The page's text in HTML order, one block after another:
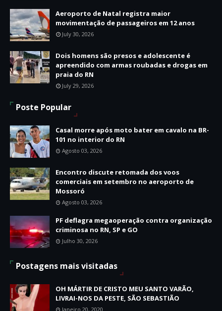
Aeroporto de Natal registra maior
movimentação de passageiros em 12 anos
July 30, 2026
Dois homens são presos e adolescente é
apreendido com armas roubadas e drogas em
praia do RN
July 29, 2026
Poste Popular
Casal morre após moto bater em cavalo na BR-
101 no interior do RN
Agosto 03, 2026
Encontro discute retomada dos voos
comerciais em setembro no aeroporto de
Mossoró
Agosto 03, 2026
PF deflagra megaoperação contra organização
criminosa no RN, SP e GO
Julho 30, 2026
Postagens mais visitadas
OH MÁRTIR DE CRISTO MEU SANTO VARÃO,
LIVRAI-NOS DA PESTE, SÃO SEBASTIÃO
Janeiro 20, 2020